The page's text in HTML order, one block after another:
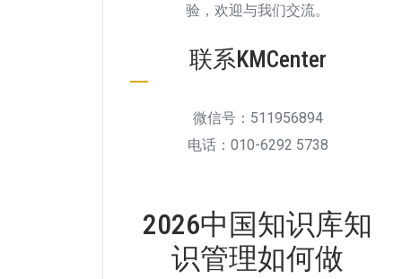
验，欢迎与我们交流。
联系KMCenter
微信号：511956894
电话：010-6292 5738
2026中国知识库知
识管理如何做